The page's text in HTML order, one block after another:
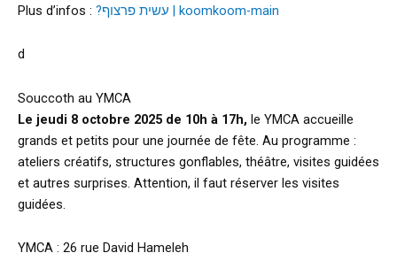
Plus d’infos : ?עשית פרצוף | koomkoom-main
d
Souccoth au YMCA
Le jeudi 8 octobre 2025 de 10h à 17h, le YMCA accueille
grands et petits pour une journée de fête. Au programme :
ateliers créatifs, structures gonflables, théâtre, visites guidées
et autres surprises. Attention, il faut réserver les visites
guidées.
YMCA : 26 rue David Hameleh